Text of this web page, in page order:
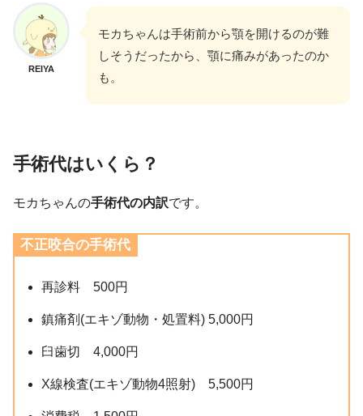
REIYA
モカちゃんは手術前から顎を開けるのが難
しそうだったから、顎に痛みがあったのか
も。
手術代はい くら ？
モカちゃんの手術代の内訳です。
不正咬合の手術代
再診料 500円
鎮痛剤(エキゾ動物・処置料) 5,000円
臼歯切 4,000円
X線検査(エキゾ動物4照射) 5,500円